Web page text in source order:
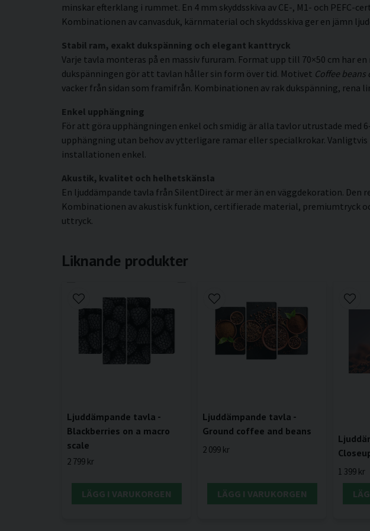
minskar efterklang i rummet. En 4 mm skyddsskiva av CE-, M1- och
Kombinationen av canvasduk, kärnmaterial och skyddsskiva ger en
Stabil ram, exakt dukspänning och elegant kanttryck
Varje tavla monteras på en massiv fururam. Format upp till 70×50 cm har
dukspänningen gör att tavlan håller sin form över tid. Motivet Coffee beans
vacker från sidan som framifrån. Kombinationen av rak dukspänning, rena
Enkel upphängning
För att göra upphängningen enkel och smidig är alla tavlor utrustade med
upphängning utan behov av ytterligare ramar eller specialkrokar.
installationen enkel.
Akustik, kvalitet och helhetskänsla
En ljuddämpande tavla från SilentDirect är mer än en väggdekoration.
Kombinationen av akustisk funktion, certifierade material, premiumtryck
uttryck.
Liknande produkter
Ljuddämpande tavla -
Blackberries on a macro
scale
2 799 kr
LÄGG I VARUKORGEN
Ljuddämpande tavla -
Ground coffee and beans
2 099 kr
LÄGG I VARUKORGEN
1 399 kr